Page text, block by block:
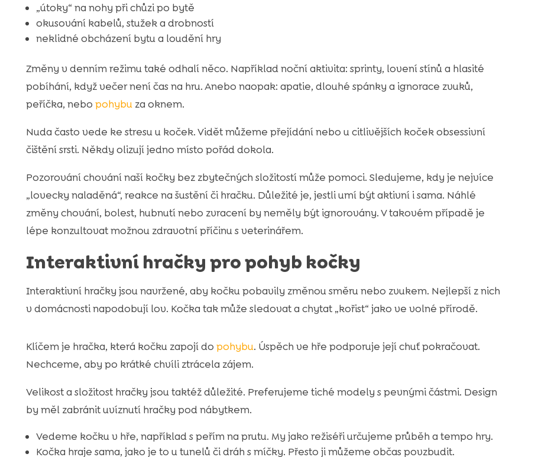
„útoky“ na nohy při chůzi po bytě
okusování kabelů, stužek a drobností
neklidné obcházení bytu a loudění hry
Změny v denním režimu také odhalí něco. Například noční aktivita: sprinty, lovení stínů a hlasité
pobíhání, když večer není čas na hru. Anebo naopak: apatie, dlouhé spánky a ignorace zvuků,
peříčka, nebo pohybuza oknem.
Nuda často vede ke stresu u koček. Vidět můžeme přejídání nebo u citlivějších koček obsessivní
čištění srsti. Někdy olizují jedno místo pořád dokola.
Pozorování chování naší kočky bez zbytečných složitostí může pomoci. Sledujeme, kdy je nejvíce
„lovecky naladěná“, reakce na šustění či hračku. Důležité je, jestli umí být aktivní i sama. Náhlé
změny chování, bolest, hubnutí nebo zvracení by neměly být ignorovány. V takovém případě je
lépe konzultovat možnou zdravotní příčinu s veterinářem.
Interaktivní hračky pro pohyb kočky
Interaktivní hračky jsou navržené, aby kočku pobavily změnou směru nebo zvukem. Nejlepší z nich
v domácnosti napodobují lov. Kočka tak může sledovat a chytat „kořist“ jako ve volné přírodě.
Klíčem je hračka, která kočku zapojí do pohybu. Úspěch ve hře podporuje její chuť pokračovat.
Nechceme, aby po krátké chvíli ztrácela zájem.
Velikost a složitost hračky jsou taktéž důležité. Preferujeme tiché modely s pevnými částmi. Design
by měl zabránit uvíznutí hračky pod nábytkem.
Vedeme kočku v hře, například s peřím na prutu. My jako režiséři určujeme průběh a tempo hry.
Kočka hraje sama, jako je to u tunelů či dráh s míčky. Přesto ji můžeme občas povzbudit.